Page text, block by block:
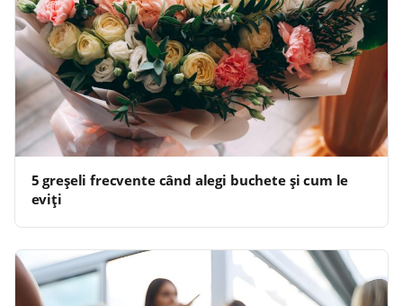
5 greșeli frecvente când alegi buchete și cum le
eviți